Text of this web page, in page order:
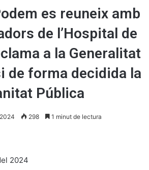
es reuneix amb
de l’Hospital de
a la Generalitat
de forma decidida la
Pública
298 1 minut de lectura
2024